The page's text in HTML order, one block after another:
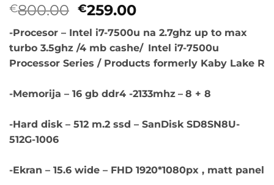
€800.00 Originalna
cena
je
bila:
€800.00.
€259.00Trenutna
cena
je:
€259.00.
-Procesor – Intel i7-7500u na 2.7ghz up to max
turbo 3.5ghz /4 mb cashe/ Intel i7-7500u
Processor Series / Products formerly Kaby Lake R
-Memorija – 16 gb ddr4 -2133mhz – 8 + 8
-Hard disk – 512 m.2 ssd – SanDisk SD8SN8U-
512G-1006
-Ekran – 15.6 wide – FHD 1920*1080px , matt panel